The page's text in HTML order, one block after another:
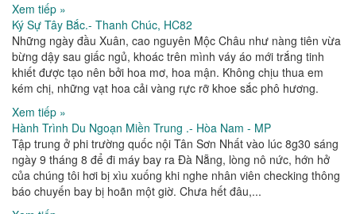
Xem tiếp »
Ký Sự Tây Bắc.- Thanh Chúc, HC82
Những ngày đầu Xuân, cao nguyên Mộc Châu như nàng tiên vừa
bừng dậy sau giấc ngủ, khoác trên mình váy áo mới trắng tinh
khiết được tạo nên bởi hoa mơ, hoa mận. Không chịu thua em
kém chị, những vạt hoa cải vàng rực rỡ khoe sắc phô hương.
Xem tiếp »
Hành Trình Du Ngoạn Miền Trung .- Hòa Nam - MP
Tập trung ở phi trường quốc nội Tân Sơn Nhất vào lúc 8g30 sáng
ngày 9 tháng 8 để đi máy bay ra Đà Nẵng, lòng nô nức, hớn hở
của chúng tôi hơi bị xìu xuống khi nghe nhân viên checking thông
báo chuyến bay bị hoãn một giờ. Chưa hết đâu,...